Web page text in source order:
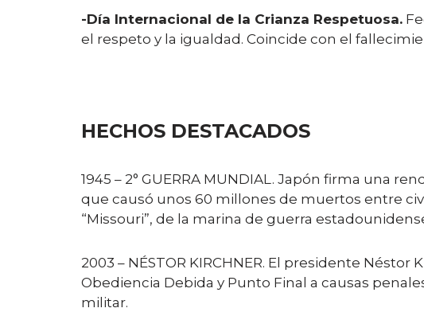
-Día Internacional de la Crianza Respetuosa.
el respeto y la igualdad. Coincide con el
HECHOS DESTACADOS
1945 – 2° GUERRA MUNDIAL. Japón firma una
que causó unos 60 millones de muertos entre
“Missouri”, de la marina de guerra
2003 – NÉSTOR KIRCHNER. El presidente
Obediencia Debida y Punto Final a causas
militar.